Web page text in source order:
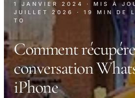
1 JANVIER 2024 · MIS À
JUILLET 2026
· 19 MIN DE
TO
Comment
conversation
iPhone